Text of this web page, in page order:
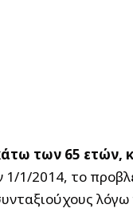
των 65 ετών,
1/1/2014, το